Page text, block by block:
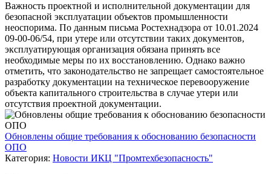
Важность проектной и исполнительной документации для
безопасной эксплуатации объектов промышленности
неоспорима. По данным письма Ростехнадзора от 10.01.2024
09-00-06/54, при утере или отсутствии таких документов,
эксплуатирующая организация обязана принять все
необходимые меры по их восстановлению. Однако важно
отметить, что законодательство не запрещает самостоятельное
разработку документации на техническое перевооружение
объекта капитального строительства в случае утери или
отсутствия проектной документации.
Обновлены общие требования к обоснованию безопасности
ОПО
Категория: Новости ИКЦ "Промтехбезопасность"